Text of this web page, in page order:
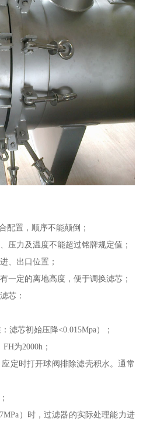
配置，顺序不能颠倒；
压力及温度不能超过铭牌规定值；
、出口位置；
一定的离地高度，便于调换滤芯；
芯：
滤芯初始压降<0.015Mpa）；
为2000h；
定时打开球阀排除滤壳积水。通常
）时，过滤器的实际处理能力进